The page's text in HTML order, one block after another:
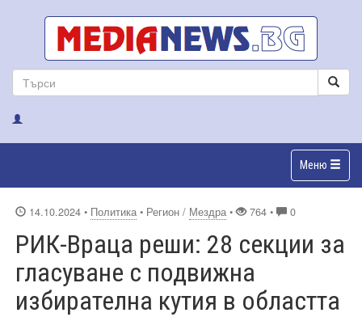
Меню
14.10.2024 • Политика • Регион / Мездра • 764 • 0
РИК-Враца реши: 28 секции за
гласуване с подвижна
избирателна кутия в областта